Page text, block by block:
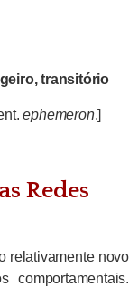
transitório
ephemeron.]
Redes
relativamente novo
comportamentais.